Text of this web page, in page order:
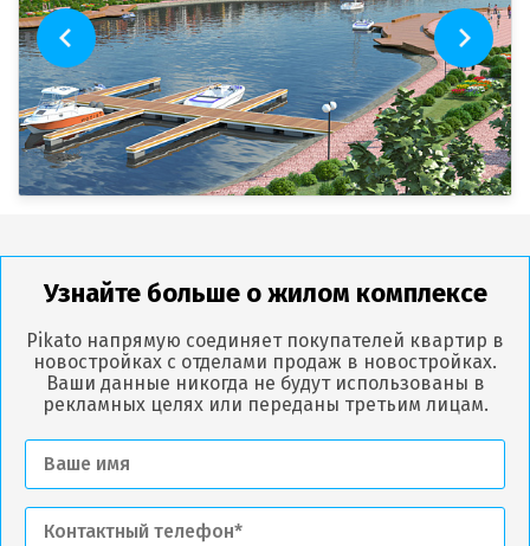
Узнайте больше о жилом комплексе
Pikato напрямую соединяет покупателей квартир в
новостройках с отделами продаж в новостройках.
Ваши данные никогда не будут использованы в
рекламных целях или переданы третьим лицам.